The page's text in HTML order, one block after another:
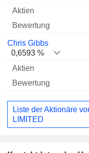
Chris Gibbs
0,6593 %
Liste der Aktionäre
LIMITED